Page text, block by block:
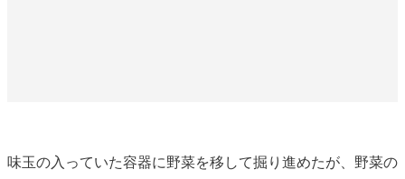
味玉の入っていた容器に野菜を移して掘り進めたが、野菜の